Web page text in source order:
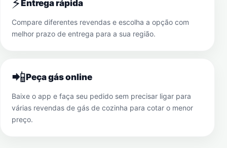
Entrega rápida
Compare diferentes revendas e escolha a opção com
melhor prazo de entrega para a sua região.
📲Peça gás online
Baixe o app e faça seu pedido sem precisar ligar para
várias revendas de gás de cozinha para cotar o menor
preço.